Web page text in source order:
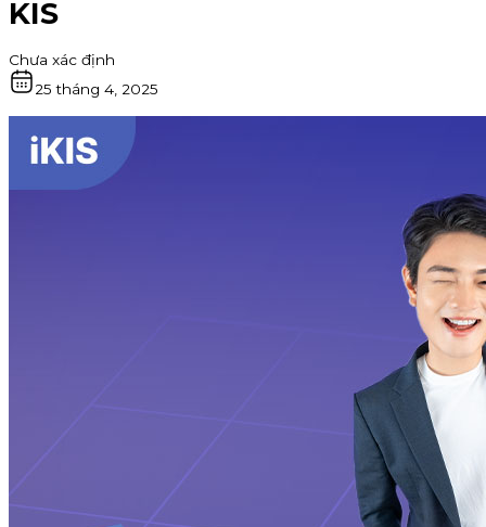
KIS
Chưa xác định
25 tháng 4, 2025